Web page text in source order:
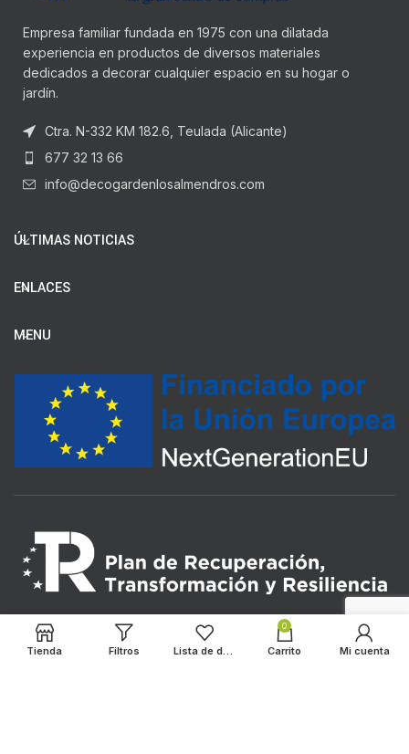
Empresa familiar fundada en 1975 con una dilatada
experiencia en productos de diversos materiales
dedicados a decorar cualquier espacio en su hogar o
jardín.
Ctra. N-332 KM 182.6, Teulada (Alicante)
677 32 13 66
info@decogardenlosalmendros.com
ÚLTIMAS NOTICIAS
ENLACES
MENU
Tienda Filtros Lista de deseos
0
Carrito Mi cuenta